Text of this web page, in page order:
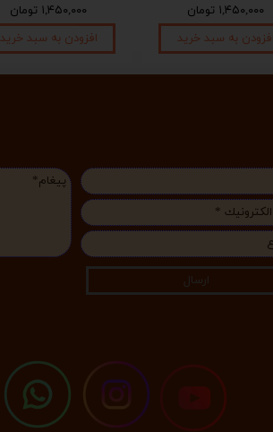
۱,۴۵۰,۰۰۰ تومان
افزودن به سبد خرید
۱,۴۵۰,۰۰۰ تومان
افزودن به سبد خرید
ارسال